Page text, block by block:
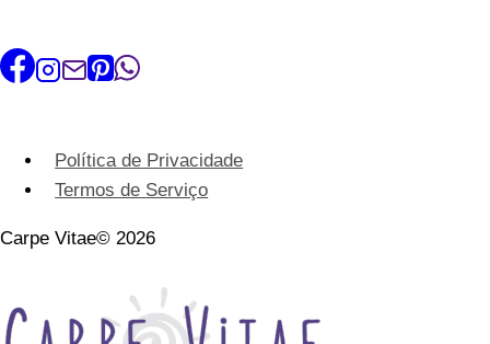
Política de Privacidade
Termos de Serviço
Carpe Vitae© 2026